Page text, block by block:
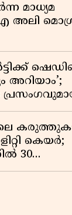
മാധ്യമ
അലി
അറിയാം’;
കെയർ;
30